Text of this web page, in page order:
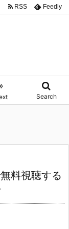
Search
RSS Feedly
料視聴する